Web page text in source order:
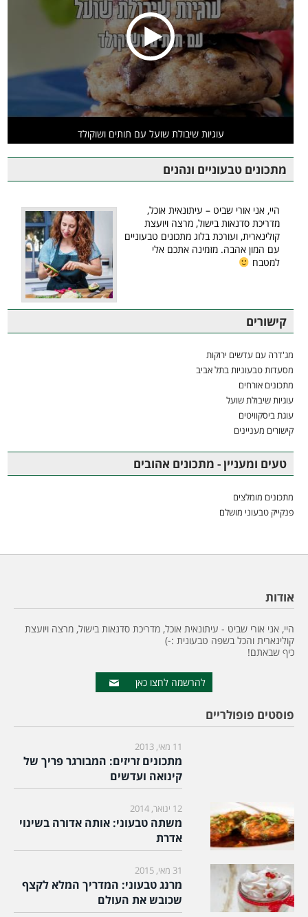
עוגיות שיבולת שועל עם תותים ושוקולד
מתכונים טבעוניים ונהנים
היי, אני אורי שביט – עיתונאית אוכל,
מדריכת סדנאות בישול, מרצה ויועצת
קולינארית, ועורכת בלוג מתכונים טבעוניים
עם המון אהבה. מזמינה אתכם אלי
למטבח
קישורים
מג'דרה עם עדשים ירוקות
מסעדות טבעוניות בתל אביב
מתכונים אורחים
עוגיות שיבולת שועל
עוגת ביסקוויטים
קישורים מעניינים
טעים ומעניין - מתכונים אהובים
מתכונים מומלצים
פנקייק טבעוני מושלם
אודות
היי, אני אורי שביט - עיתונאית אוכל, מדריכת סדנאות בישול, מרצה ויועצת
קולינארית והכל בשפה טבעונית :-)
כיף שבאתם!
להרשמה לחצו כאן
פוסטים פופולריים
11 מאי, 2013
מתכונים זריזים: המבורגר פריך של
קינואה ועדשים
12 ינואר, 2014
משתה טבעוני: אותה אדורה בשינוי
אדרת
31 מאי, 2015
מרנג טבעוני: המדריך המלא לקצף
שכובש את העולם